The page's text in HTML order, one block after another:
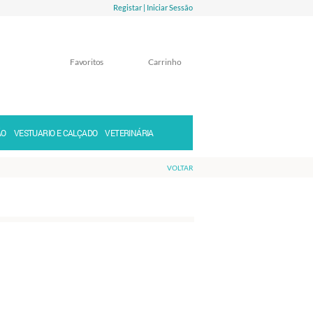
Registar | Iniciar Sessão
Carrinho
Favoritos
VESTUARIO E CALÇADO VETERINÁRIA
VOLTAR